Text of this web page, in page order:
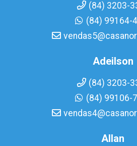
(84) 3203-
(84) 99164-
Adeilson
(84) 3203-
(84) 99106-
Allan